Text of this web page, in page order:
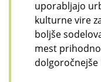
uporabljajo
kulturne vire
boljše
mest